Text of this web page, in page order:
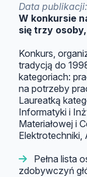
Data
W konkursie
się trzy
Konkurs,
tradycją do
kategoriach:
na potrzeby
Laureatką
Informatyki i
Materiałowej i
Elektrotechniki,
Pełna lista
zdobywczyń